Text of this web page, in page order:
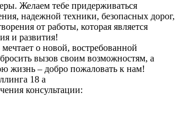
Желаем тебе придерживаться
надежной техники, безопасных дорог,
от работы, которая является
и развития!
о новой, востребованной
вызов своим возможностям, а
жизнь – добро пожаловать к нам!
18 а
консультации: